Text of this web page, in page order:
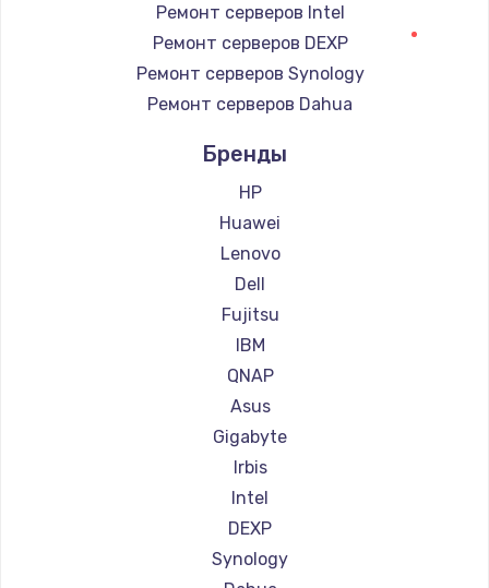
Заказать
Замена регулятора режимов конфорки
900 руб.
Заказать
Замена сенсорного датчика
1300 руб.
Замена сигнальной лампы
1200 руб.
Заказать
Замена системной платы
1500 руб.
Заказать
Замена температурного датчика
Ремонт серверов Intel
Ремонт серверов DEXP
Ремонт серверов Synology
Ремонт серверов Dahua
Бренды
HP
Huawei
Lenovo
Dell
Fujitsu
IBM
QNAP
Asus
Gigabyte
Irbis
Intel
DEXP
Synology